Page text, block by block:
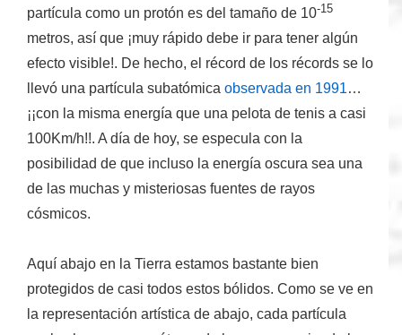
partícula como un protón es del tamaño de 10-15
metros, así que ¡muy rápido debe ir para tener algún
efecto visible!. De hecho, el récord de los récords se lo
llevó una partícula subatómica observada en 1991…
¡¡con la misma energía que una pelota de tenis a casi
100Km/h!!. A día de hoy, se especula con la
posibilidad de que incluso la energía oscura sea una
de las muchas y misteriosas fuentes de rayos
cósmicos.
Aquí abajo en la Tierra estamos bastante bien
protegidos de casi todos estos bólidos. Como se ve en
la representación artística de abajo, cada partícula